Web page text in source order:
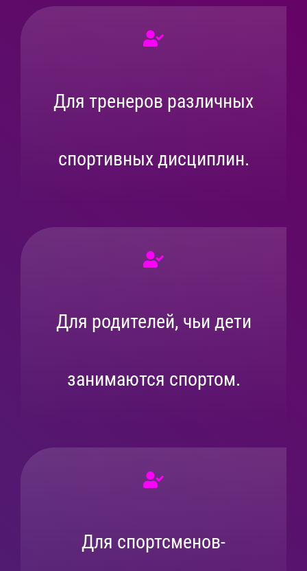
Для тренеров различных
спортивных дисциплин.
Для родителей, чьи дети
занимаются спортом.
Для спортсменов-